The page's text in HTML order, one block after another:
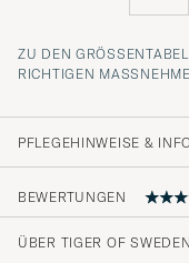
ZU DEN
ICHTIGEN MASSNEHMEN
PFLEGEHINWEISE &
BEWERTUNGEN
ÜBER TIGER OF SWEDEN